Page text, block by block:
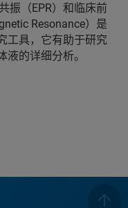
振（EPR）和临床前
Resonance）是
工具，它有助于研究
的详细分析。